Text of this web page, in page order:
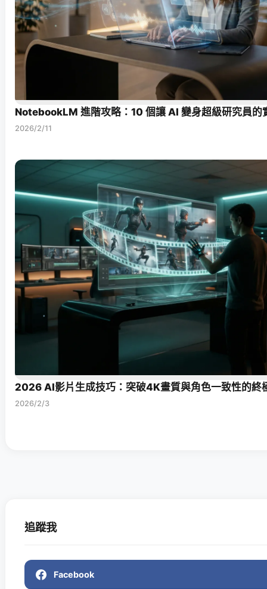
NotebookLM 進階攻略：10 個讓 AI 變身超級研究員的
2026/2/11
2026 AI影片生成技巧：突破4K畫質與角色一致性的終
2026/2/3
追蹤我
Facebook